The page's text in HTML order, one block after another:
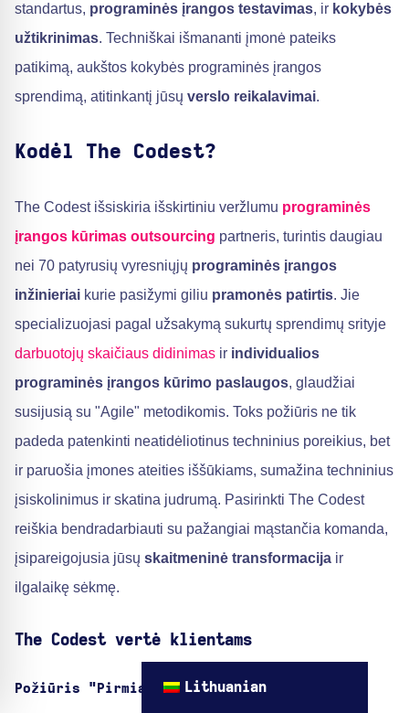
standartus, programinės įrangos testavimas, ir kokybės
užtikrinimas. Techniškai išmananti įmonė pateiks
patikimą, aukštos kokybės programinės įrangos
sprendimą, atitinkantį jūsų verslo reikalavimai.
Kodėl The Codest?
The Codest išsiskiria išskirtiniu veržlumu programinės
įrangos kūrimas outsourcing partneris, turintis daugiau
nei 70 patyrusių vyresniųjų programinės įrangos
inžinieriai kurie pasižymi giliu pramonės patirtis. Jie
specializuojasi pagal užsakymą sukurtų sprendimų srityje
darbuotojų skaičiaus didinimas ir individualios
programinės įrangos kūrimo paslaugos, glaudžiai
susijusią su "Agile" metodikomis. Toks požiūris ne tik
padeda patenkinti neatidėliotinus techninius poreikius, bet
ir paruošia įmones ateities iššūkiams, sumažina techninius
įsiskolinimus ir skatina judrumą. Pasirinkti The Codest
reiškia bendradarbiauti su pažangiai mąstančia komanda,
įsipareigojusia jūsų skaitmeninė transformacija ir
ilgalaikę sėkmę.
The Codest vertė klientams
Požiūris "Pirmiausia žmonės
Lithuanian